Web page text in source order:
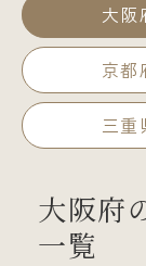
大阪
京都
三重
大阪府
一覧